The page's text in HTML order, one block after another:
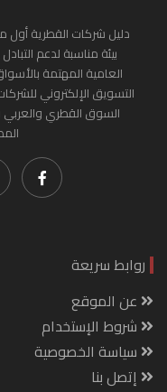
دليل شركات القطرية أول
بيئة مناسبة لدعم
العامية المهتمة
التسويق الإلكتروني
السوق القطري والعربي
روابط سريعة
عن الموقع
شروط الإستخدام
سياسة الخصوصية
إتصل بنا